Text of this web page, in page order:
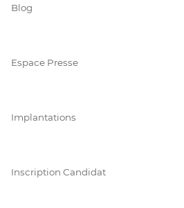
Blog
Espace Presse
Implantations
Inscription Candidat